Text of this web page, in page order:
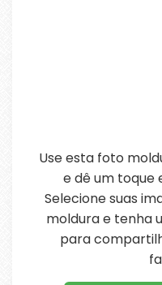
Use esta foto
e dê um toque
Selecione suas
moldura e tenha
para